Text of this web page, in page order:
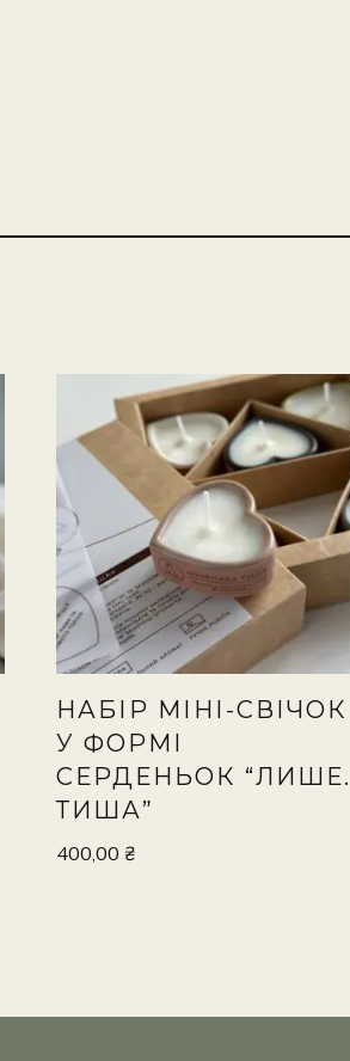
НАБІР МІНІ-СВІЧОК
У ФОРМІ
СЕРДЕНЬОК “ЛИШЕ.
ТИША”
400,00 ₴